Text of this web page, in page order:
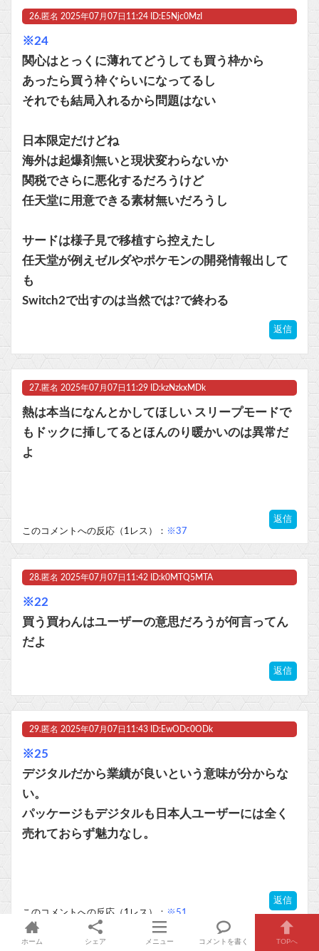
26. 匿名 2025年07月07日11:24 ID:E5Njc0MzI
※24
関心はとっくに薄れてどうしても買う枠から
あったら買う枠ぐらいになってるし
それでも結局入れるから問題はない
日本限定だけどね
海外は起爆剤無いと現状変わらないか
関税でさらに悪化するだろうけど
任天堂に用意できる素材無いだろうし
サードは様子見で移植すら控えたし
任天堂が例えゼルダやポケモンの開発情報出して
も
Switch2で出すのは当然では?で終わる
返信
27. 匿名 2025年07月07日11:29 ID:kzNzkxMDk
熱は本当になんとかしてほしい スリープモードで
もドックに挿してるとほんのり暖かいのは異常だ
よ
返信
このコメントへの反応（1レス）： ※37
28. 匿名 2025年07月07日11:42 ID:k0MTQ5MTA
※22
買う買わんはユーザーの意思だろうが何言ってん
だよ
返信
29. 匿名 2025年07月07日11:43 ID:EwODc0ODk
※25
デジタルだから業績が良いという意味が分からな
い。
パッケージもデジタルも日本人ユーザーには全く
売れておらず魅力なし。
返信
このコメントへの反応（1レス）： ※51
ホーム シェア メニュー コメントを書く TOPへ